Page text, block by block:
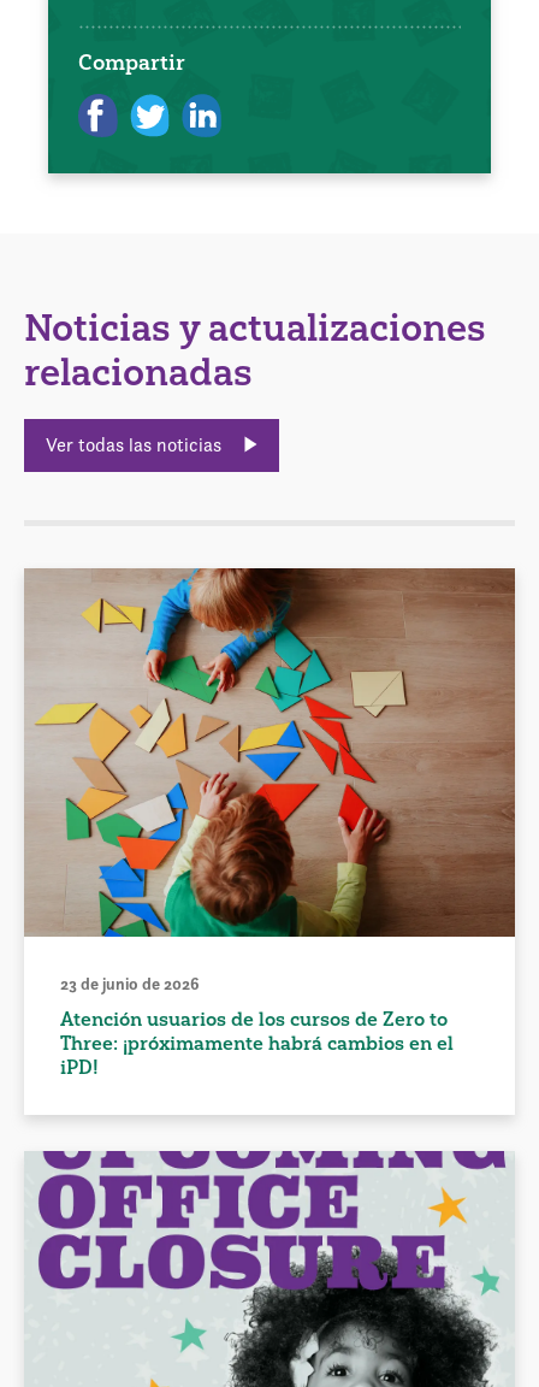
Compartir
Noticias y actualizaciones
relacionadas
Ver todas las noticias
23 de junio de 2026
Atención usuarios de los cursos de Zero to
Three: ¡próximamente habrá cambios en el
iPD!